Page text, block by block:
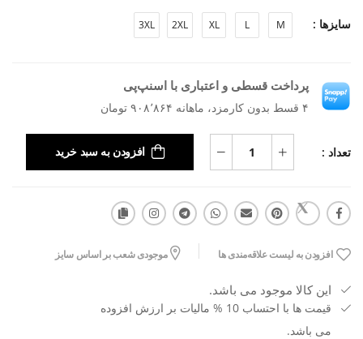
سایزها : M
L
XL
2XL
3XL
پرداخت قسطی و اعتباری با اسنپ‌پی
۴ قسط بدون کارمزد، ماهانه ۹۰۸٬۸۶۴ تومان
تعداد : افزودن به سبد خرید
افزودن به لیست علاقه‌مندی ها موجودی شعب بر اساس سایز
این کالا موجود می باشد.
قیمت ها با احتساب 10 % مالیات بر ارزش افزوده
می باشد.